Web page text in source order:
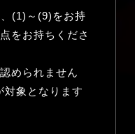
(1)～(9)をお持
をお持ちくださ
められません
象となります